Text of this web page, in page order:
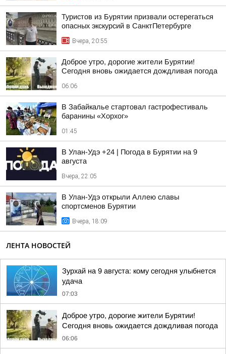
Туристов из Бурятии призвали остерегаться
опасных экскурсий в СанктПетербурге
Вчера, 20:55
Доброе утро, дорогие жители Бурятии!
Сегодня вновь ожидается дождливая погода
06:06
В Забайкалье стартовал гастрофестиваль
баранины «Хорхог»
01:45
В Улан-Удэ +24 | Погода в Бурятии на 9
августа
Вчера, 22:05
В Улан-Удэ открыли Аллею славы
спортсменов Бурятии
Вчера, 18:09
ЛЕНТА НОВОСТЕЙ
Зурхай на 9 августа: кому сегодня улыбнется
удача
07:03
Доброе утро, дорогие жители Бурятии!
Сегодня вновь ожидается дождливая погода
06:06